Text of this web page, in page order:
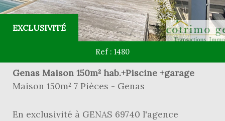
EXCLUSIVITÉ
Ref : 1480
Genas Maison 150m² hab.+Piscine +garage
Maison 150m² 7 Pièces - Genas
En exclusivité à GENAS 69740 l'agence